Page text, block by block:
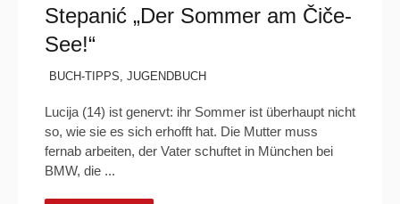
Stepanić „Der Sommer am Čiče-
See!“
BUCH-TIPPS, JUGENDBUCH
Lucija (14) ist genervt: ihr Sommer ist überhaupt nicht
so, wie sie es sich erhofft hat. Die Mutter muss
fernab arbeiten, der Vater schuftet in München bei
BMW, die ...